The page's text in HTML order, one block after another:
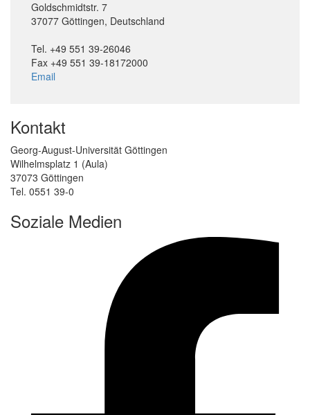
Goldschmidtstr. 7
37077 Göttingen, Deutschland
Tel. +49 551 39-26046
Fax +49 551 39-18172000
Email
Kontakt
Georg-August-Universität Göttingen
Wilhelmsplatz 1 (Aula)
37073 Göttingen
Tel. 0551 39-0
Soziale Medien